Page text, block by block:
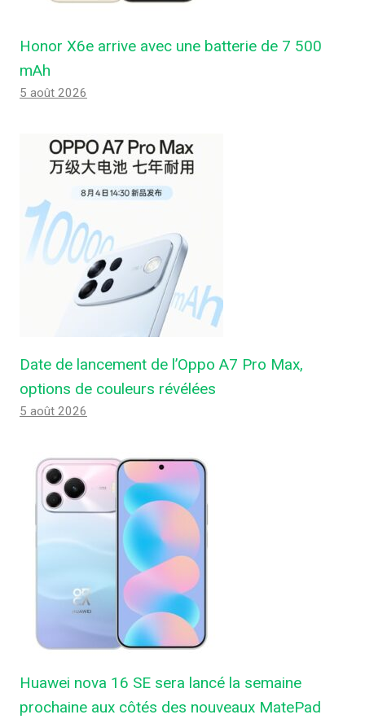
Honor X6e arrive avec une batterie de 7 500
mAh
5 août 2026
Date de lancement de l’Oppo A7 Pro Max,
options de couleurs révélées
5 août 2026
Huawei nova 16 SE sera lancé la semaine
prochaine aux côtés des nouveaux MatePad